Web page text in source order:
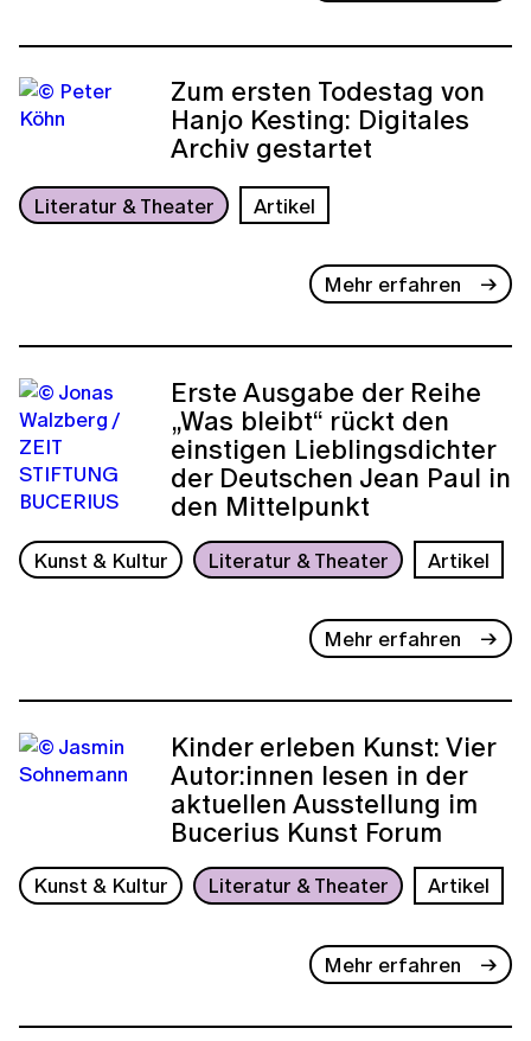
Zum ersten Todestag von
Hanjo Kesting: Digitales
Archiv gestartet
Literatur & Theater Artikel
Mehr erfahren
Erste Ausgabe der Reihe
„Was bleibt“ rückt den
einstigen Lieblingsdichter
der Deutschen Jean Paul in
den Mittelpunkt
Kunst & Kultur Literatur & Theater Artikel
Mehr erfahren
Kinder erleben Kunst: Vier
Autor:innen lesen in der
aktuellen Ausstellung im
Bucerius Kunst Forum
Kunst & Kultur Literatur & Theater Artikel
Mehr erfahren